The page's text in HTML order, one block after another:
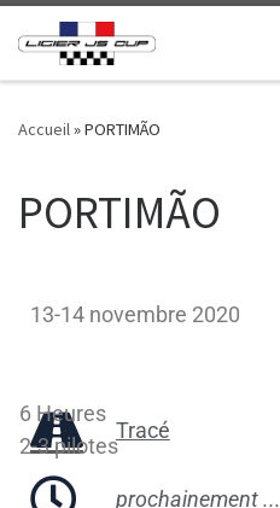
Passer au contenu
Accueil»PORTIMÃO
PORTIMÃO
13-14 novembre 2020
6 Heures
2-3 pilotes
Tracé
prochainement ...